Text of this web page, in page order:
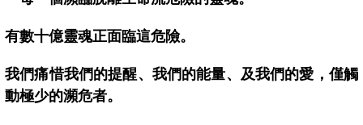
有數十億靈魂正面臨這危險。
我們痛惜我們的提醒、我們的能量、及我們的愛，僅觸
動極少的瀕危者。